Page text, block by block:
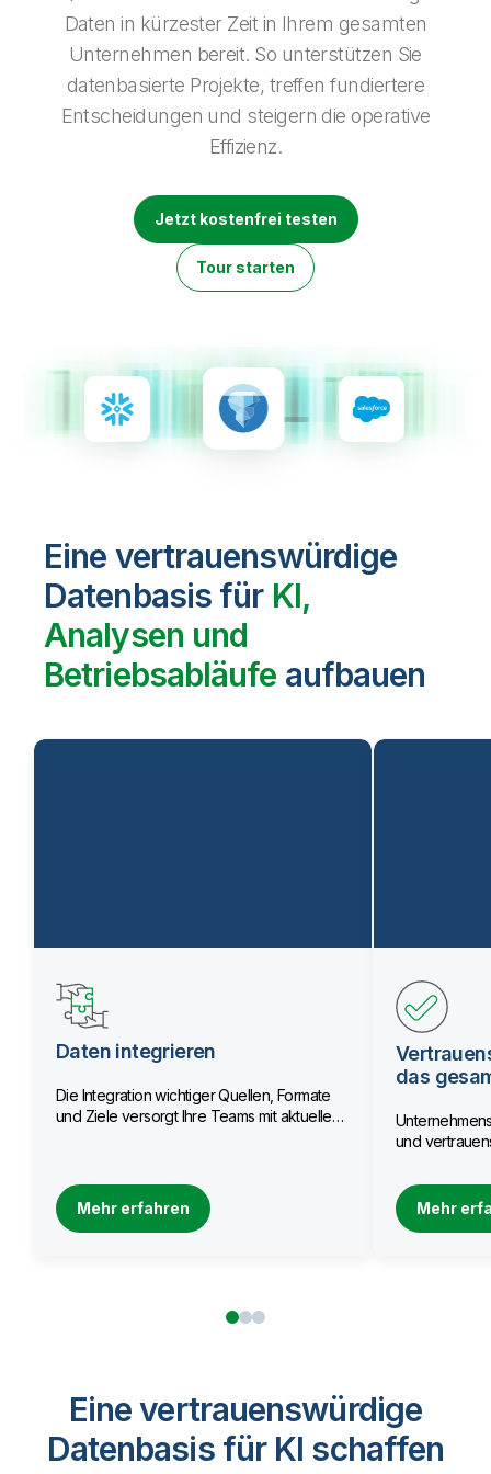
Produktdokumentation
Presse
Weltweite Niederlassungen
Qlik
Talend
Daten in kürzester Zeit in Ihrem gesamten
Unternehmen bereit. So unterstützen Sie
datenbasierte Projekte, treffen fundiertere
Entscheidungen und steigern die operative
Effizienz.
Jetzt kostenfrei testen
Tour starten
Eine vertrauenswürdige
Datenbasis für KI,
Analysen und
Betriebsabläufe aufbauen
Daten integrieren
Die Integration wichtiger Quellen, Formate
und Ziele versorgt Ihre Teams mit aktuellen
Mehr erfahren
das
und
Mehr
Eine vertrauenswürdige
Datenbasis für KI schaffen